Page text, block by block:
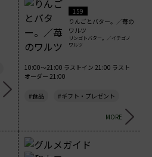
159
りんごとバター。／苺の
ワルツ
リンゴトバター。／イチゴノ
ワルツ
10:00～21:00 ラストイン 21:00 ラスト
オーダー 21:00
#食品 #ギフト・プレゼント
MORE